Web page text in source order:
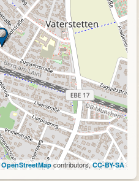
OpenStreetMapcontributors,CC-BY-SA